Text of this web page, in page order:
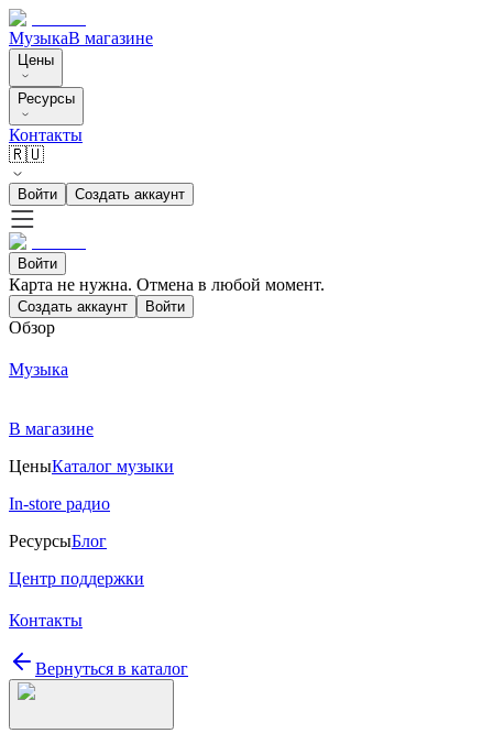
МузыкаВ магазине
Цены
Ресурсы
Контакты
🇷🇺
Войти Создать аккаунт
Войти
Карта не нужна. Отмена в любой момент.
Создать аккаунт Войти
Обзор
Музыка
В магазине
ЦеныКаталог музыки
In-store радио
РесурсыБлог
Центр поддержки
Контакты
Вернуться в каталог